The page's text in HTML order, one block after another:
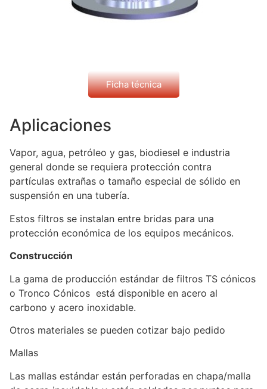
Ficha técnica
Aplicaciones
Vapor, agua, petróleo y gas, biodiesel e industria
general donde se requiera protección contra
partículas extrañas o tamaño especial de sólido en
suspensión en una tubería.
Estos filtros se instalan entre bridas para una
protección económica de los equipos mecánicos.
Construcción
La gama de producción estándar de filtros TS cónicos
o Tronco Cónicos está disponible en acero al
carbono y acero inoxidable.
Otros materiales se pueden cotizar bajo pedido
Mallas
Las mallas estándar están perforadas en chapa/malla